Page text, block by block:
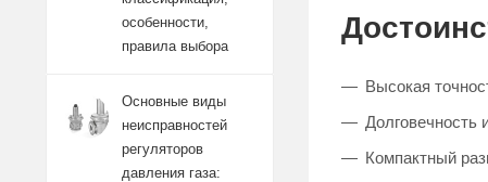
Высокая
Долговечность
Компактный
особенности,
правила выбора
Основные виды
неисправностей
регуляторов
давления газа: